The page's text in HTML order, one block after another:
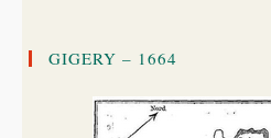
GIGERY – 1664